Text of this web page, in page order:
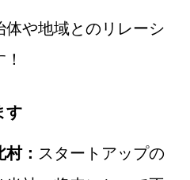
や地域とのリレーシ
す
： スタートアップの